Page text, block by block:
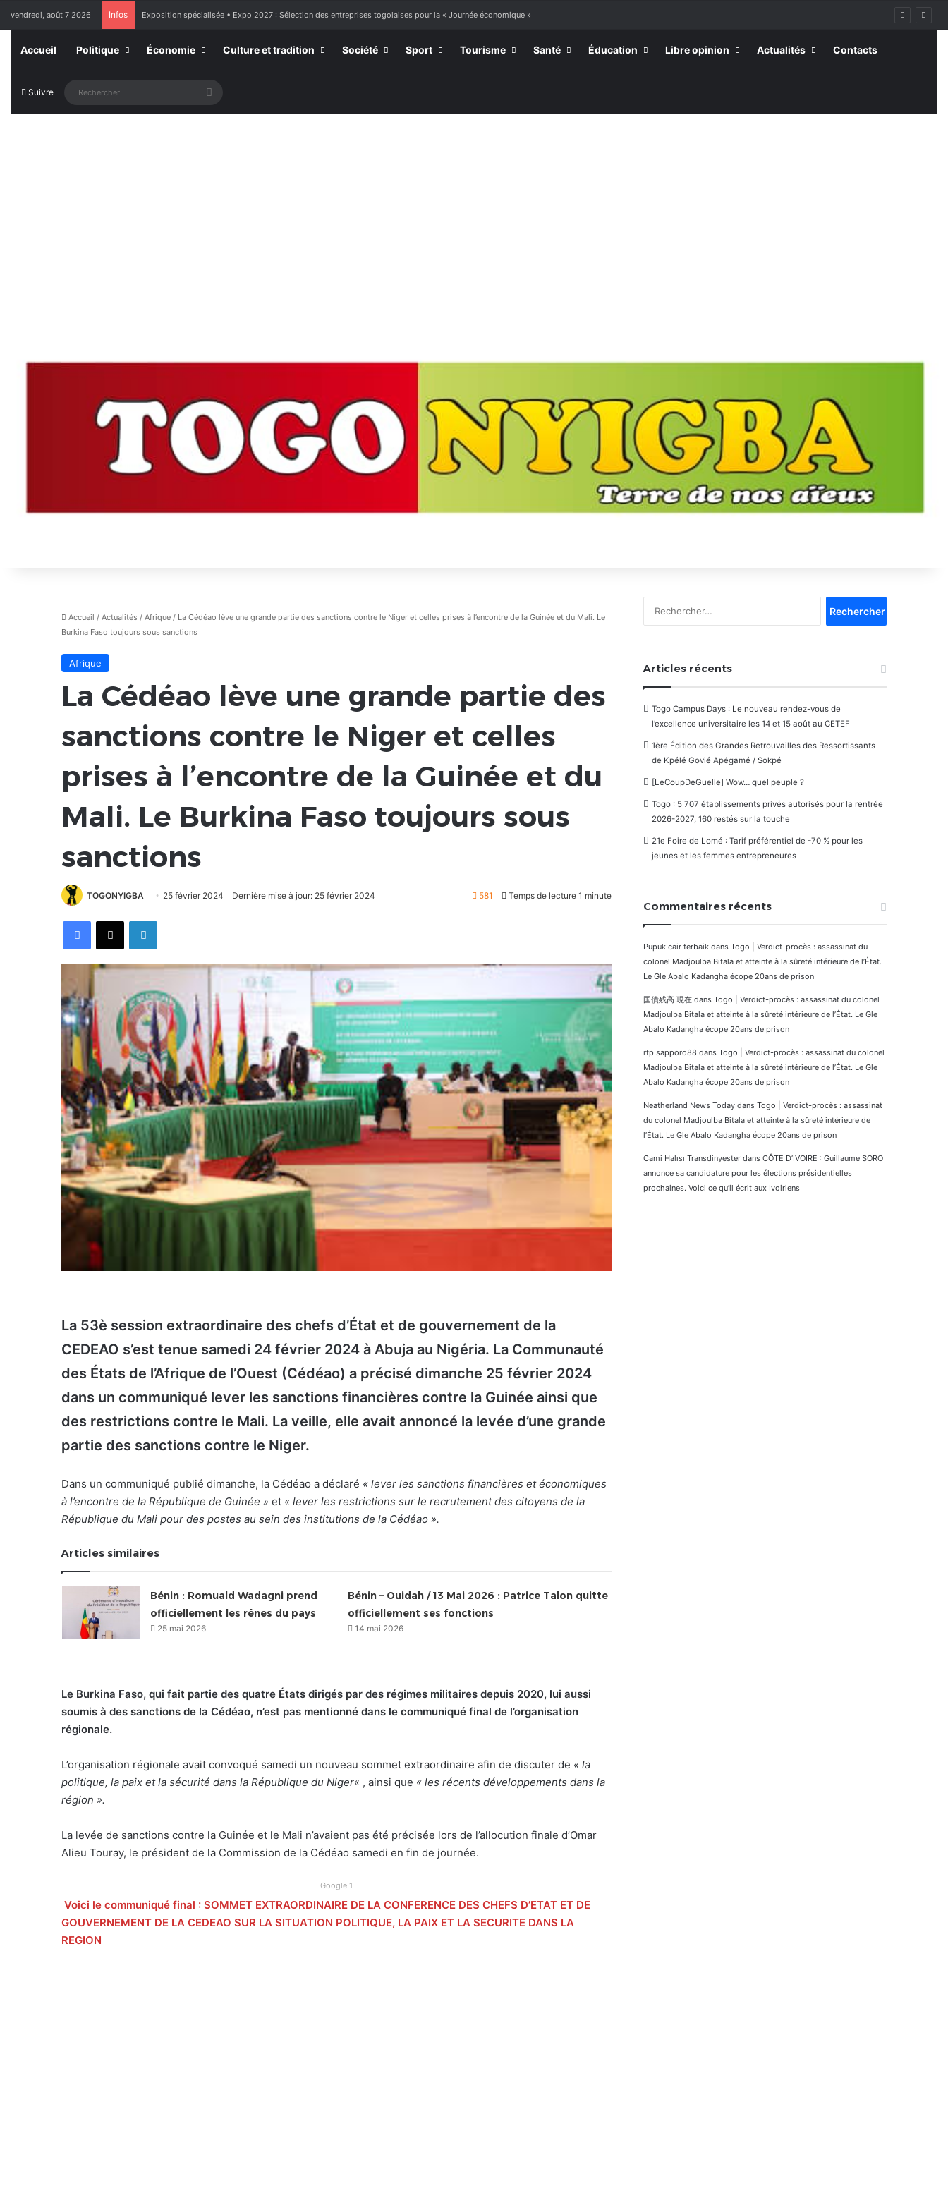
vendredi, août 7 2026 Infos France : l’Assemblée nationale approuve « l’aide à mourir »
Accueil Politique Économie Culture et tradition Société Sport Tourisme Santé Éducation Libre opinion Actualités Contacts
Suivre Rechercher
Accueil / Actualités / Afrique / La Cédéao lève une grande partie des sanctions contre le Niger et celles prises à l’encontre de la Guinée et du Mali. Le
Burkina Faso toujours sous sanctions
Afrique
La Cédéao lève une grande partie des
sanctions contre le Niger et celles
prises à l’encontre de la Guinée et du
Mali. Le Burkina Faso toujours sous
sanctions
TOGONYIGBA 25 février 2024 Dernière mise à jour: 25 février 2024 581 Temps de lecture 1 minute
FacebookX Linkedin
La 53è session extraordinaire des chefs d’État et de gouvernement de la
CEDEAO s’est tenue samedi 24 février 2024 à Abuja au Nigéria. La Communauté
des États de l’Afrique de l’Ouest (Cédéao) a précisé dimanche 25 février 2024
dans un communiqué lever les sanctions financières contre la Guinée ainsi que
des restrictions contre le Mali. La veille, elle avait annoncé la levée d’une grande
partie des sanctions contre le Niger.
Dans un communiqué publié dimanche, la Cédéao a déclaré « lever les sanctions financières et économiques
à l’encontre de la République de Guinée » et « lever les restrictions sur le recrutement des citoyens de la
République du Mali pour des postes au sein des institutions de la Cédéao ».
Articles similaires
Bénin : Romuald Wadagni prend
officiellement les rênes du pays
25 mai 2026
Bénin – Ouidah / 13 Mai 2026 : Patrice Talon quitte
officiellement ses fonctions
14 mai 2026
Le Burkina Faso, qui fait partie des quatre États dirigés par des régimes militaires depuis 2020, lui aussi
soumis à des sanctions de la Cédéao, n’est pas mentionné dans le communiqué final de l’organisation
régionale.
L’organisation régionale avait convoqué samedi un nouveau sommet extraordinaire afin de discuter de « la
politique, la paix et la sécurité dans la République du Niger« , ainsi que « les récents développements dans la
région ».
La levée de sanctions contre la Guinée et le Mali n’avaient pas été précisée lors de l’allocution finale d’Omar
Alieu Touray, le président de la Commission de la Cédéao samedi en fin de journée.
Google 1
Voici le communiqué final : SOMMET EXTRAORDINAIRE DE LA CONFERENCE DES CHEFS D’ETAT ET DE
GOUVERNEMENT DE LA CEDEAO SUR LA SITUATION POLITIQUE, LA PAIX ET LA SECURITE DANS LA
REGION
Articles récents
Togo Campus Days : Le nouveau rendez-vous de
l’excellence universitaire les 14 et 15 août au CETEF
1ère Édition des Grandes Retrouvailles des Ressortissants
de Kpélé Govié Apégamé / Sokpé
[LeCoupDeGuelle] Wow… quel peuple ?
Togo : 5 707 établissements privés autorisés pour la rentrée
2026-2027, 160 restés sur la touche
21e Foire de Lomé : Tarif préférentiel de -70 % pour les
jeunes et les femmes entrepreneures
Commentaires récents
Pupuk cair terbaik dans Togo | Verdict-procès : assassinat du
colonel Madjoulba Bitala et atteinte à la sûreté intérieure de l’État.
Le Gle Abalo Kadangha écope 20ans de prison
国債残高 現在 dans Togo | Verdict-procès : assassinat du colonel
Madjoulba Bitala et atteinte à la sûreté intérieure de l’État. Le Gle
Abalo Kadangha écope 20ans de prison
rtp sapporo88 dans Togo | Verdict-procès : assassinat du colonel
Madjoulba Bitala et atteinte à la sûreté intérieure de l’État. Le Gle
Abalo Kadangha écope 20ans de prison
Neatherland News Today dans Togo | Verdict-procès : assassinat
du colonel Madjoulba Bitala et atteinte à la sûreté intérieure de
l’État. Le Gle Abalo Kadangha écope 20ans de prison
Cami Halısı Transdinyester dans CÔTE D’IVOIRE : Guillaume SORO
annonce sa candidature pour les élections présidentielles
prochaines. Voici ce qu’il écrit aux Ivoiriens